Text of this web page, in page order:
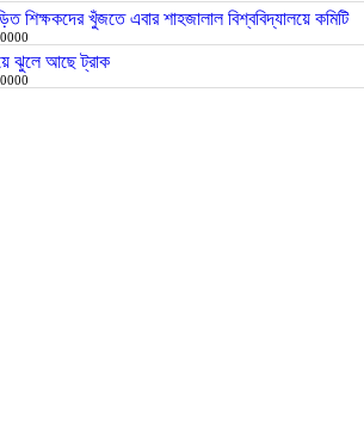
শিক্ষকদের খুঁজতে এবার শাহজালাল বিশ্ববিদ্যালয়ে কমিটি
ঝুলে আছে ট্রাক